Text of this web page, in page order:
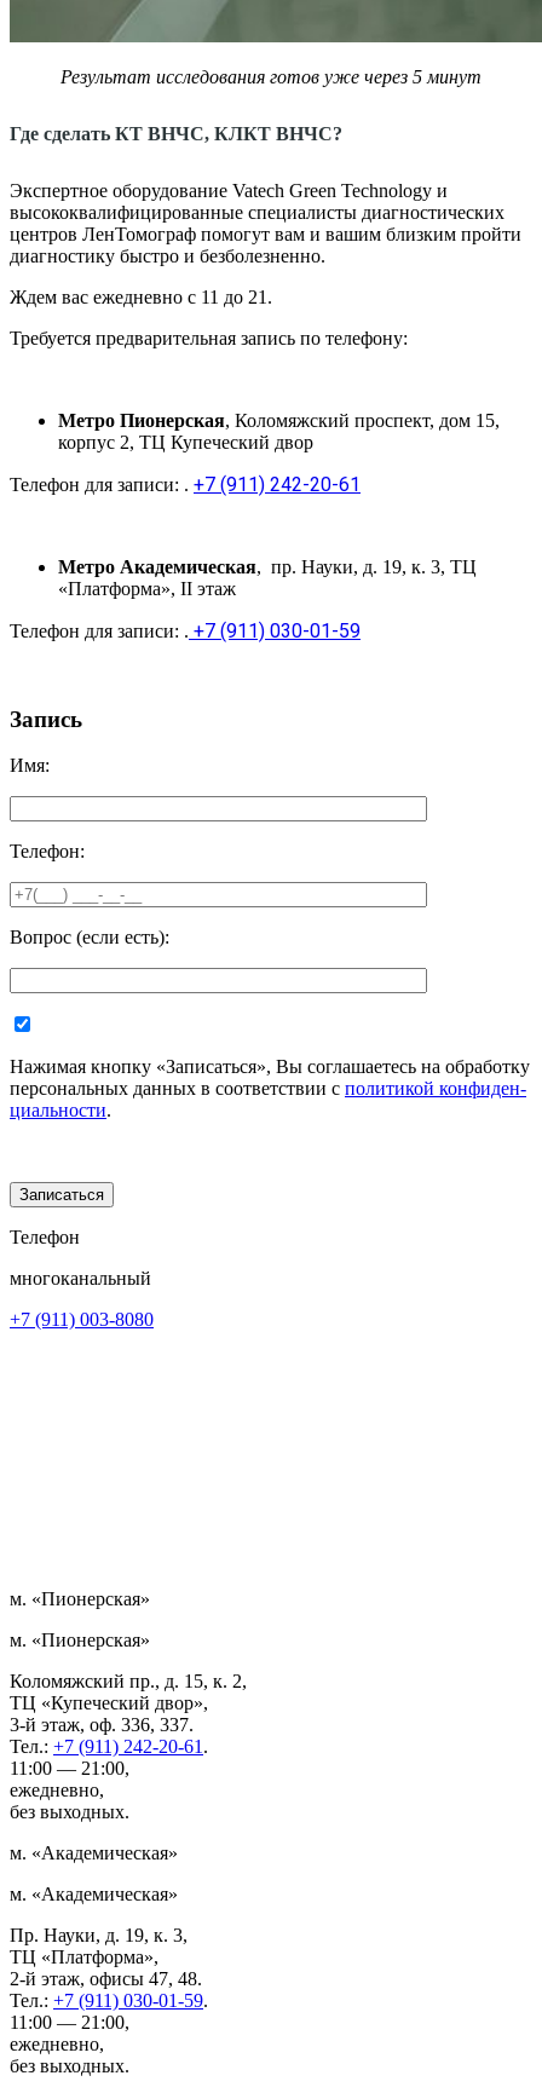
Результат исследования готов уже через 5 минут
Где сделать КТ ВНЧС, КЛКТ ВНЧС?
Экспертное оборудование Vatech Green Technology и
высококвалифицированные специалисты диагностических
центров ЛенТомограф помогут вам и вашим близким пройти
диагностику быстро и безболезненно.
Ждем вас ежедневно с 11 до 21.
Требуется предварительная запись по телефону:
Метро Пионерская, Коломяжский проспект, дом 15,
корпус 2, ТЦ Купеческий двор
Телефон для записи: . +7 (911) 242-20-61
Метро Академическая, пр. Науки, д. 19, к. 3, ТЦ
«Платформа», II этаж
Телефон для записи: . +7 (911) 030-01-59
Запись
Имя:
Телефон:
Вопрос (если есть):
Нажимая кнопку «За­пи­сать­ся», Вы со­гла­ша­е­тесь на об­ра­бот­ку
пер­со­наль­ных дан­ных в со­от­вет­ствии с по­ли­ти­кой кон­фи­ден­
ци­аль­нос­ти.
Телефон
многоканальный
+7 (911) 003-8080
м. «Пионерская»
м. «Пионерская»
Коломяжский пр., д. 15, к. 2,
ТЦ «Купеческий двор»,
3-й этаж, оф. 336, 337.
Тел.: +7 (911) 242-20-61 .
11:00 — 21:00,
ежедневно,
без выходных.
м. «Академическая»
м. «Академическая»
Пр. Науки, д. 19, к. 3,
ТЦ «Платформа»,
2-й этаж, офисы 47, 48.
Тел.: +7 (911) 030-01-59.
11:00 — 21:00,
ежедневно,
без выходных.